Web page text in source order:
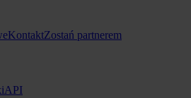
KontaktZostań partnerem
API